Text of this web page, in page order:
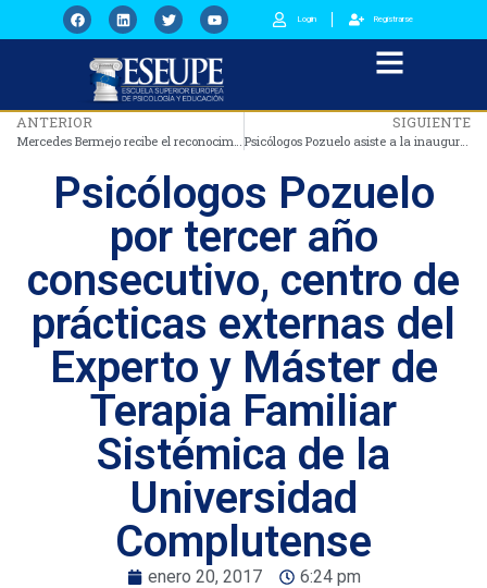
Login Registrarse
ANTERIOR SIGUIENTE
Psicólogos Pozuelo asiste a la inauguración de La Periférica
Psicólogos Pozuelo
por tercer año
consecutivo, centro de
prácticas externas del
Experto y Máster de
Terapia Familiar
Sistémica de la
Universidad
Complutense
enero 20, 2017 6:24 pm